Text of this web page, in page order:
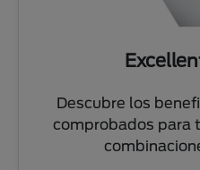
Descubre los
comprobados para